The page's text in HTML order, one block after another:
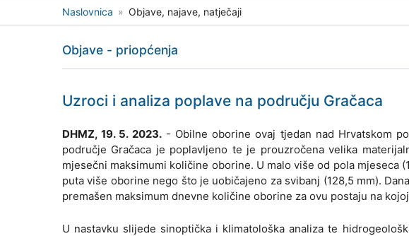
Naslovnica Objave, najave, natječaji
Objave - priopćenja
Uzroci i analiza poplave na području Gračaca
DHMZ, 19. 5. 2023.- Obilne oborine ovaj tjedan nad Hrvatskom
područje Gračaca je poplavljeno te je prouzročena velika
mjesečni maksimumi količine oborine. U malo više od pola mjeseca
puta više oborine nego što je uobičajeno za svibanj (128,5 mm).
premašen maksimum dnevne količine oborine za ovu postaju na
U nastavku slijede sinoptička i klimatološka analiza te